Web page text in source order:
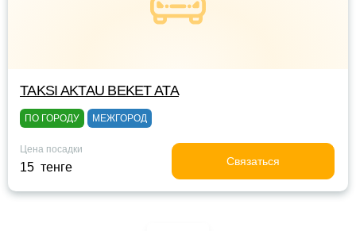
TAKSI AKTAU BEKET ATA
ПО ГОРОДУ МЕЖГОРОД
Цена посадки
15 тенге Связаться